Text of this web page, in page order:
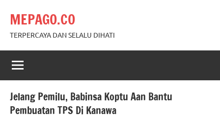
content
MEPAGO.CO
TERPERCAYA DAN SELALU DIHATI
Jelang Pemilu, Babinsa Koptu Aan Bantu
Pembuatan TPS Di Kanawa